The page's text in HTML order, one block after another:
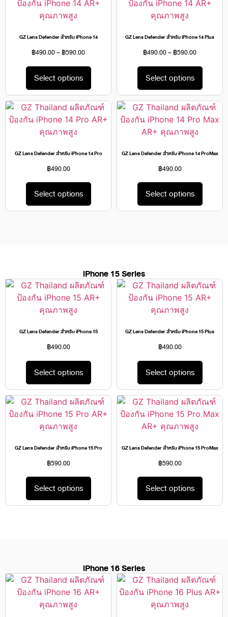
GZ Lens Defender สำหรับ iPhone 14
฿490.00–฿590.00
Select options
GZ Lens Defender สำหรับ iPhone 14 Plus
฿490.00–฿590.00
Select options
GZ Lens Defender สำหรับ iPhone 14 Pro
฿490.00
Select options
GZ Lens Defender สำหรับ iPhone 14 ProMax
฿490.00
Select options
iPhone 15 Series
GZ Lens Defender สำหรับ iPhone 15
฿490.00
Select options
GZ Lens Defender สำหรับ iPhone 15 Plus
฿490.00
Select options
GZ Lens Defender สำหรับ iPhone 15 Pro
฿590.00
Select options
GZ Lens Defender สำหรับ iPhone 15 ProMax
฿590.00
Select options
iPhone 16 Series